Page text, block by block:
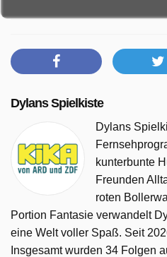
Dylans Spielkiste
Dylans
kunterbunte
Freunden
roten
Portion Fantasie verwandelt
eine Welt voller Spaß. Seit
Insgesamt wurden 34 Folgen